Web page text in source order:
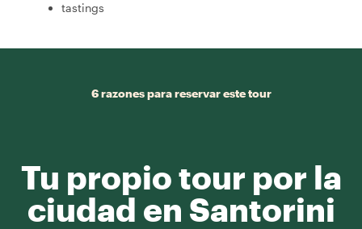
tastings
6 razones para reservar este tour
Tu propio tour por la
ciudad en Santorini